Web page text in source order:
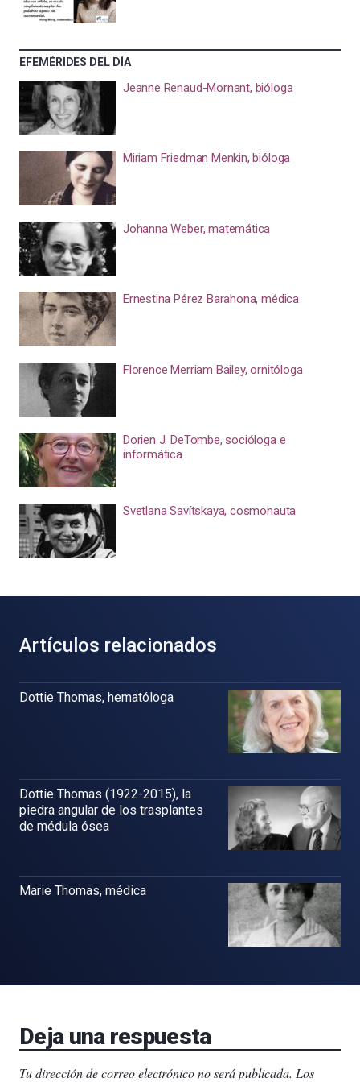
EFEMÉRIDES DEL DÍA
Jeanne Renaud-Mornant, bióloga
Miriam Friedman Menkin, bióloga
Johanna Weber, matemática
Ernestina Pérez Barahona, médica
Florence Merriam Bailey, ornitóloga
Dorien J. DeTombe, socióloga e
informática
Svetlana Savítskaya, cosmonauta
Artículos relacionados
Dottie Thomas, hematóloga
Dottie Thomas (1922-2015), la
piedra angular de los trasplantes
de médula ósea
Marie Thomas, médica
Deja una respuesta
Tu dirección de correo electrónico no será publicada. Los